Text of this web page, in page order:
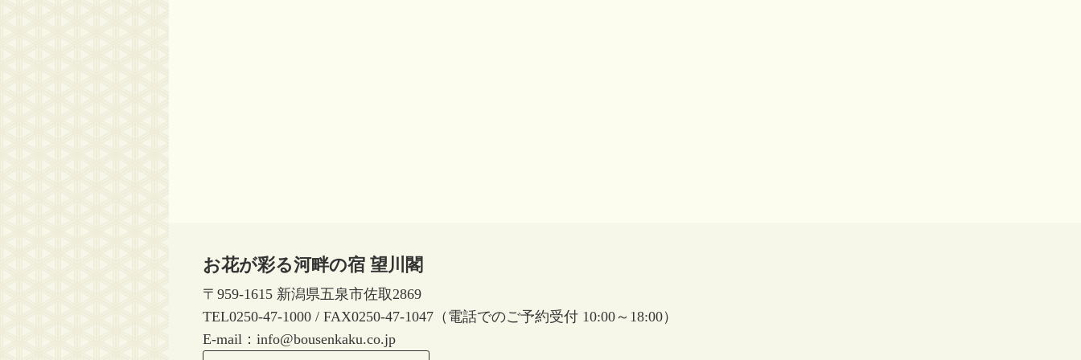
お花が彩る河畔の宿 望川閣
〒959-1615 新潟県五泉市佐取2869
TEL0250-47-1000 / FAX0250-47-1047（電話でのご予約受付 10:00～18:00）
E-mail：info@bousenkaku.co.jp